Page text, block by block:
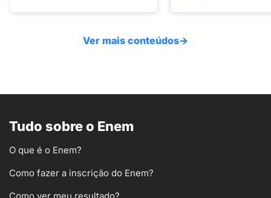
Ver mais conteúdos→
Tudo sobre o Enem
O que é o Enem?
Como fazer a inscrição do Enem?